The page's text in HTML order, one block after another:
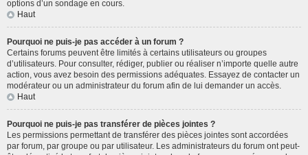
options d’un sondage en cours.
Haut
Pourquoi ne puis-je pas accéder à un forum ?
Certains forums peuvent être limités à certains utilisateurs ou groupes
d’utilisateurs. Pour consulter, rédiger, publier ou réaliser n’importe quelle autre
action, vous avez besoin des permissions adéquates. Essayez de contacter un
modérateur ou un administrateur du forum afin de lui demander un accès.
Haut
Pourquoi ne puis-je pas transférer de pièces jointes ?
Les permissions permettant de transférer des pièces jointes sont accordées
par forum, par groupe ou par utilisateur. Les administrateurs du forum ont peut-